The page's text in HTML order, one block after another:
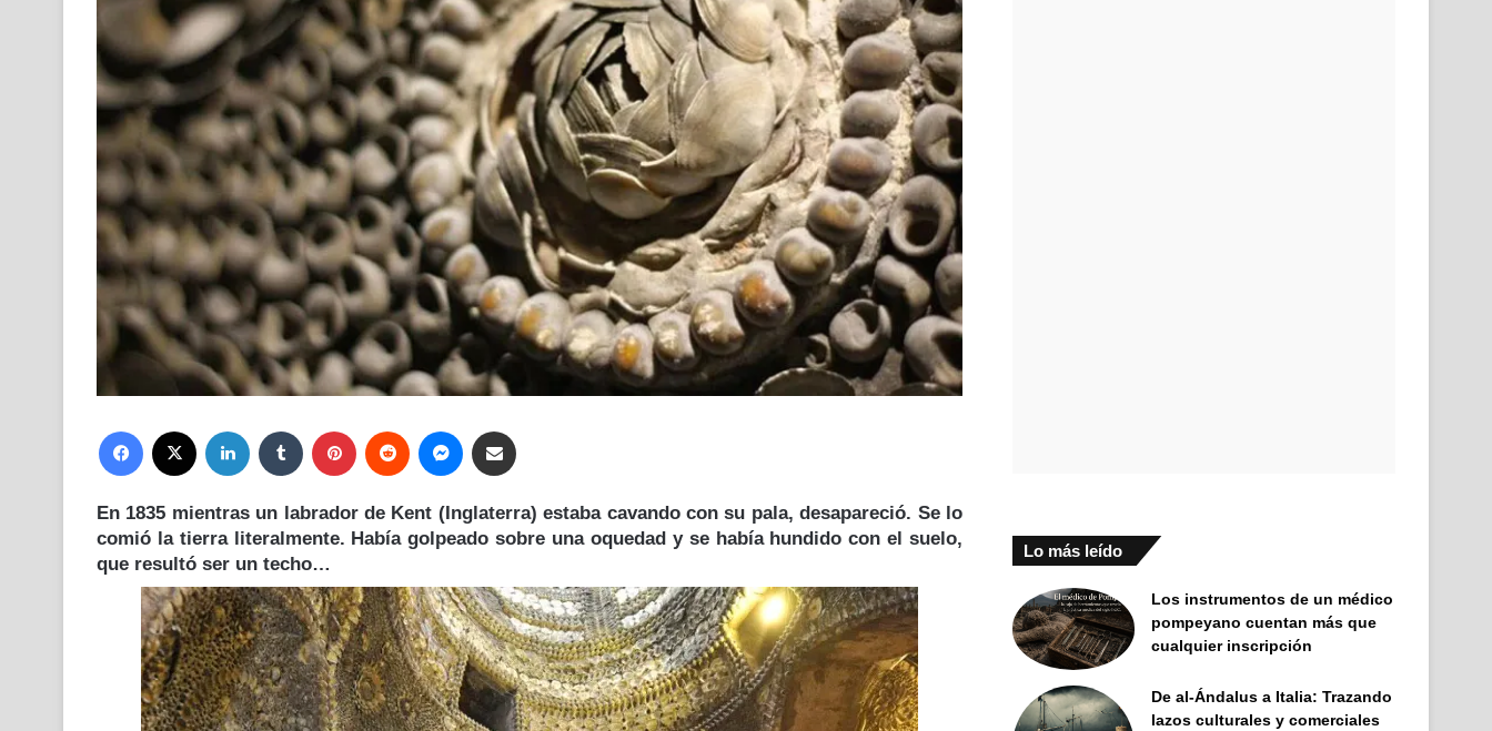
Facebook LinkedIn Tumblr Pinterest Reddit Messenger
En 1835 mientras un labrador de Kent (Inglaterra) estaba cavando con su pala, desapareció. Se lo
comió la tierra literalmente. Había golpeado sobre una oquedad y se había hundido con el suelo,
que resultó ser un techo…
Lo más leído
Los instrumentos de un médico
pompeyano cuentan más que
cualquier inscripción
De al-Ándalus a Italia: Trazando
lazos culturales y comerciales